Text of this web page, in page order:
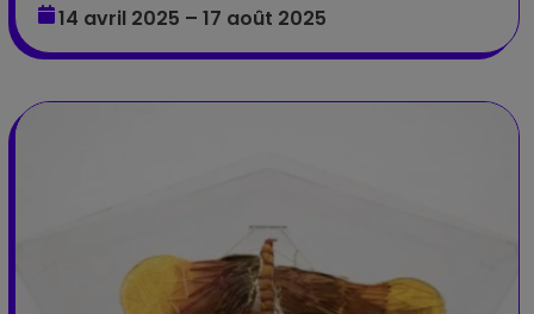
14 avril 2025 – 17 août 2025